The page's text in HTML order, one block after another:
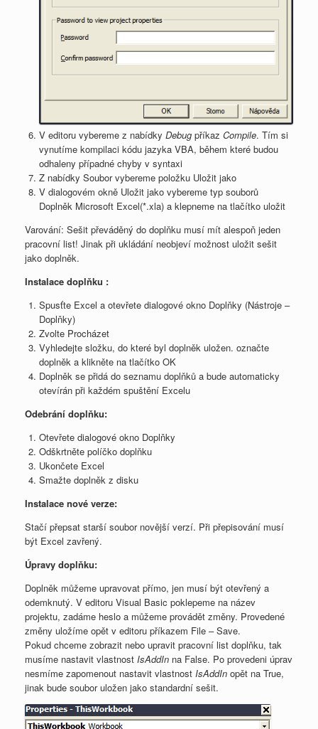
V editoru vybereme z nabídky Debugpříkaz Compile. Tím si
vynutíme kompilaci kódu jazyka VBA, během které budou
odhaleny případné chyby v syntaxi
Z nabídky Soubor vybereme položku Uložit jako
V dialogovém okně Uložit jako vybereme typ souborů
Doplněk Microsoft Excel(*.xla) a klepneme na tlačítko uložit
Varování: Sešit převáděný do doplňku musí mít alespoň jeden
pracovní list! Jinak při ukládání neobjeví možnost uložit sešit
jako doplněk.
Instalace doplňku :
Spusťte Excel a otevřete dialogové okno Doplňky (Nástroje –
Doplňky)
Zvolte Procházet
Vyhledejte složku, do které byl doplněk uložen. označte
doplněk a klikněte na tlačítko OK
Doplněk se přidá do seznamu doplňků a bude automaticky
otevírán při každém spuštění Excelu
Odebrání doplňku:
Otevřete dialogové okno Doplňky
Odškrtněte políčko doplňku
Ukončete Excel
Smažte doplněk z disku
Instalace nové verze:
Stačí přepsat starší soubor novější verzí. Při přepisování musí
být Excel zavřený.
Úpravy doplňku:
Doplněk můžeme upravovat přímo, jen musí být otevřený a
odemknutý. V editoru Visual Basic poklepeme na název
projektu, zadáme heslo a můžeme provádět změny. Provedené
změny uložíme opět v editoru příkazem File – Save.
Pokud chceme zobrazit nebo upravit pracovní list doplňku, tak
musíme nastavit vlastnost IsAddIn na False. Po provedeni úprav
nesmíme zapomenout nastavit vlastnost IsAddIn opět na True,
jinak bude soubor uložen jako standardní sešit.